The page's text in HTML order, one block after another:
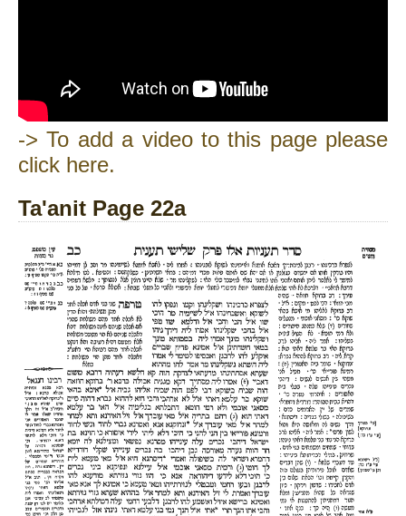
-> To add a video to this page please
click here.
Ta'anit Page 22a